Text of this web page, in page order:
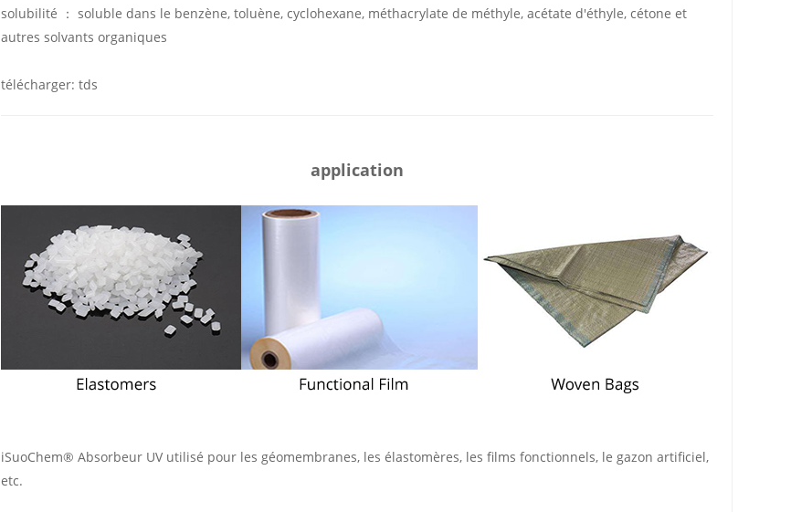
solubilité ： soluble dans le benzène, toluène, cyclohexane, méthacrylate de méthyle, acétate d'éthyle, cétone et
autres solvants organiques
télécharger: tds
application
iSuoChem® Absorbeur UV utilisé pour les géomembranes, les élastomères, les films fonctionnels, le gazon artificiel,
etc.